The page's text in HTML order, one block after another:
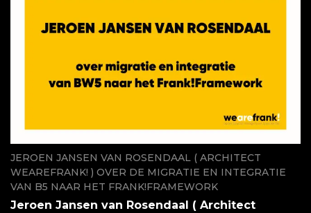
JEROEN JANSEN VAN ROSENDAAL ( ARCHITECT
WEAREFRANK! ) OVER DE MIGRATIE EN INTEGRATIE
VAN B5 NAAR HET FRANK!FRAMEWORK
Jeroen Jansen van Rosendaal ( Architect